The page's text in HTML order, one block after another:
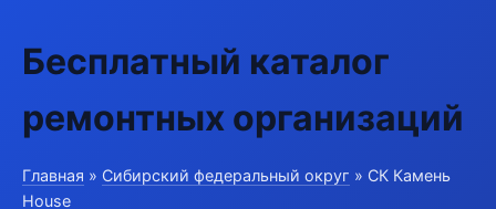
Бесплатный каталог
ремонтных организаций
Главная » Сибирский федеральный округ » СК Камень
House